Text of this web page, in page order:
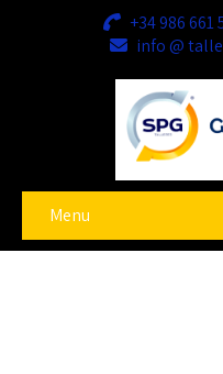
+34 986 661
info @
Menu